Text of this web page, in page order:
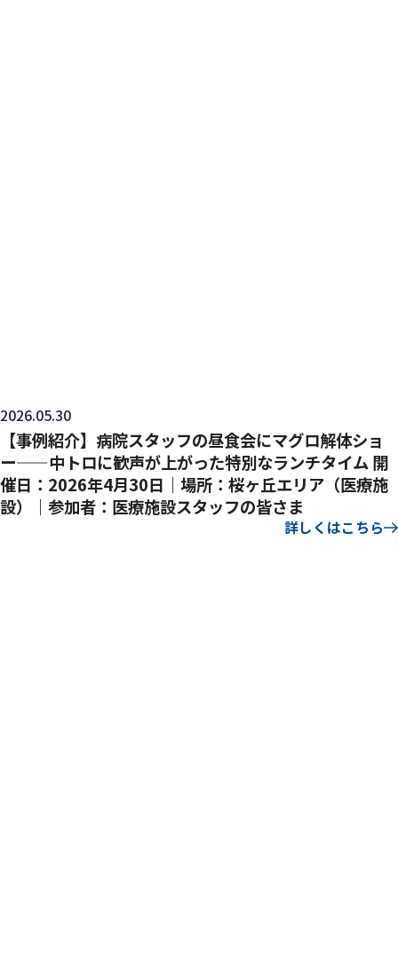
2026.05.30
【事例紹介】病院スタッフの昼食会にマグロ解体ショ
ー——中トロに歓声が上がった特別なランチタイム 開
催日：2026年4月30日｜場所：桜ヶ丘エリア（医療施
設）｜参加者：医療施設スタッフの皆さま
詳しくはこちら